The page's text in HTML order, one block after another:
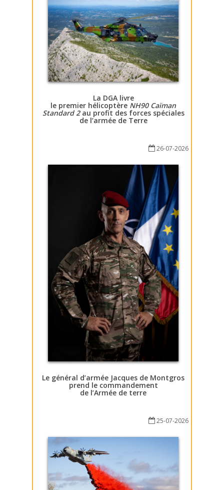
La DGA livre
le premier hélicoptère NH90 Caïman
Standard 2au profit des forces spéciales
de l’armée de Terre
26-07-2026
Le général d’armée Jacques de Montgros
prend le commandement
de l’Armée de terre
25-07-2026